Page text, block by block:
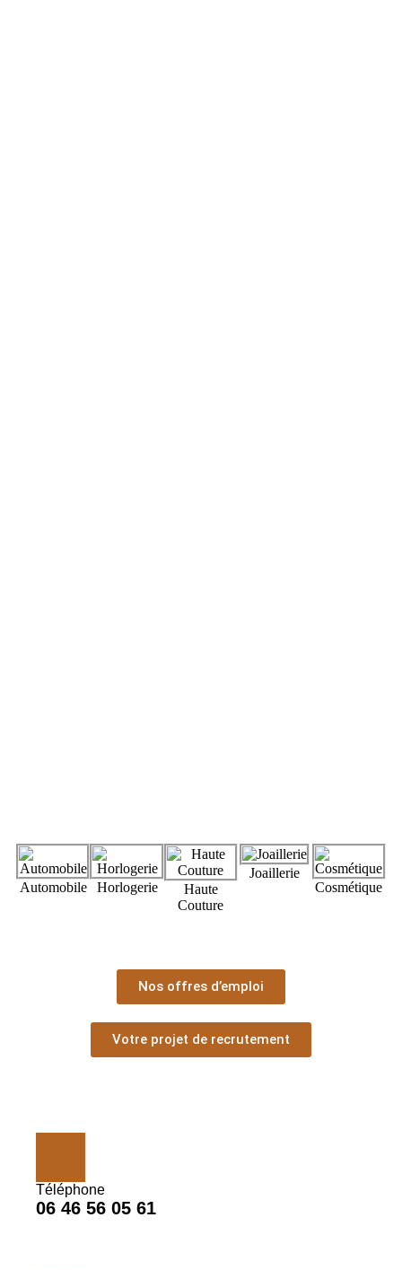
Automobile Horlogerie
Haute
Couture
Joaillerie
Cosmétique
Nos offres d’emploi
Votre projet de recrutement
Téléphone
06 46 56 05 61